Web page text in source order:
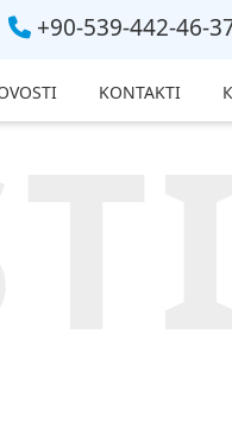
+90-539-442-46-
KONTAKTI